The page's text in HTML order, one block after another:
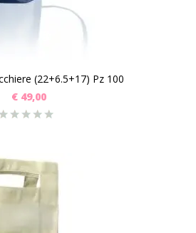
(22+6.5+17) Pz 100
€ 49,00